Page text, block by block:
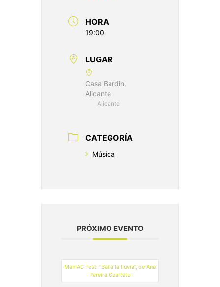
HORA
19:00
LUGAR
Casa Bardin,
Alicante
Alicante
CATEGORÍA
Música
PRÓXIMO EVENTO
ManIAC Fest: “Baila la lluvia”, de Ana
Pereira Cuarteto